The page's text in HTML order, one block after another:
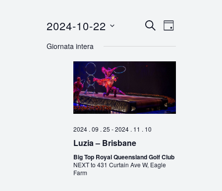
Eventi
Ricerca
e
Navigazione
CERCAEvento
Viste
GIORNO
2024-10-22
la
Giornata intera
2024 . 09 . 25 -2024 . 11 . 10
Luzia – Brisbane
Big Top Royal Queensland Golf Club
NEXT to 431 Curtain Ave W, Eagle
Farm